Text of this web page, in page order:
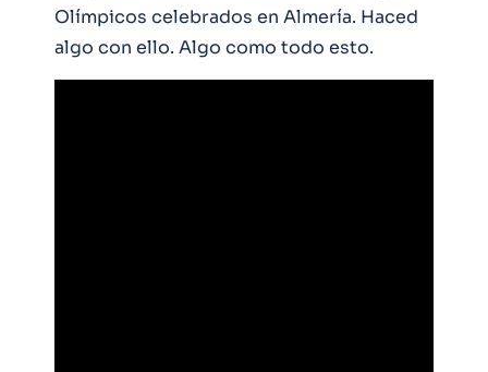
Olímpicos celebrados en Almería. Haced
algo con ello. Algo como todo esto.